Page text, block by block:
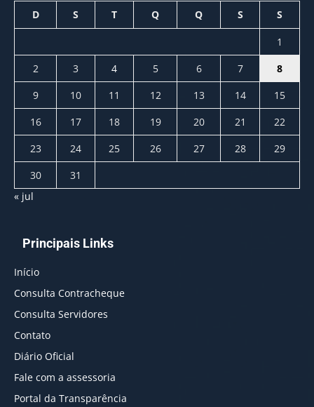
D S T Q Q S S
1
2
3 4 5 6 7
8
9
10 11 12 13 14
15
16
17 18 19 20 21
22
23
24 25 26 27 28
29
30
31
« jul
Principais Links
Início
Consulta Contracheque
Consulta Servidores
Contato
Diário Oficial
Fale com a assessoria
Portal da Transparência